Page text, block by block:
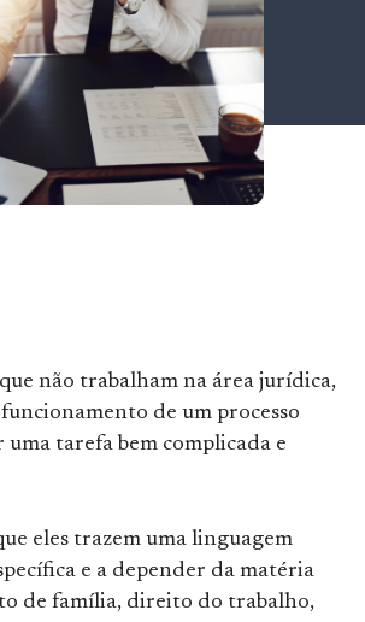
que não trabalham na área jurídica,
de um processo
uma tarefa bem complicada e
eles trazem uma linguagem
e a depender da matéria
de família, direito do trabalho,